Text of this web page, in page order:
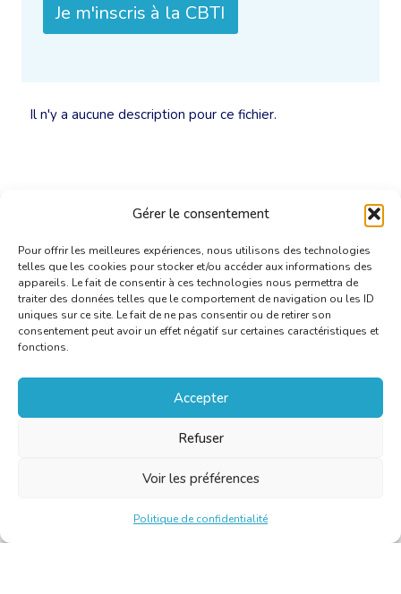
Gérer le consentement
Pour offrir les meilleures expériences, nous utilisons des technologies
telles que les cookies pour stocker et/ou accéder aux informations des
appareils. Le fait de consentir à ces technologies nous permettra de
traiter des données telles que le comportement de navigation ou les ID
uniques sur ce site. Le fait de ne pas consentir ou de retirer son
consentement peut avoir un effet négatif sur certaines caractéristiques et
fonctions.
Accepter
Refuser
Voir les préférences
Politique de confidentialité
Il n'y a aucune description pour ce fichier.
Je m'inscris à la CBTI